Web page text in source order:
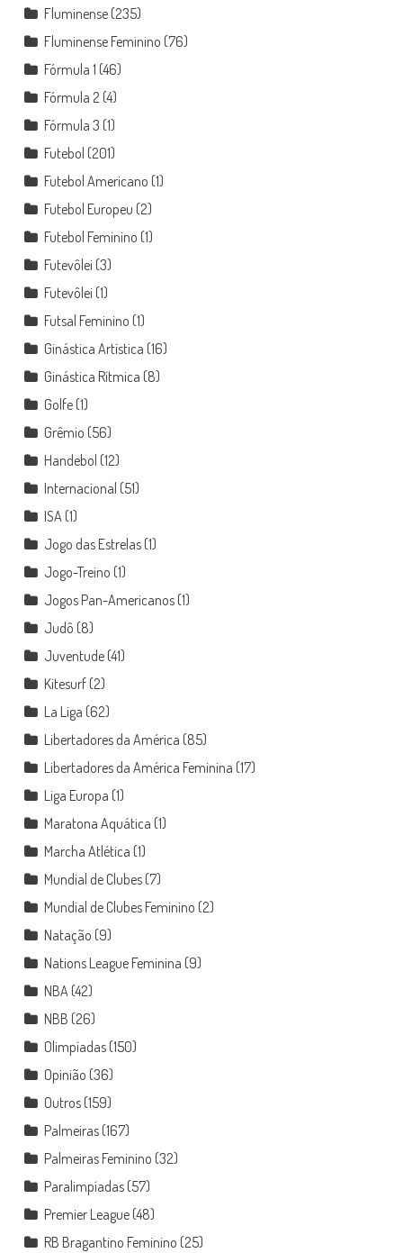
Fluminense(235)
Fluminense Feminino (76)
Fórmula 1 (46)
Fórmula 2(4)
Fórmula 3 (1)
Futebol (201)
Futebol Americano (1)
Futebol Europeu (2)
Futebol Feminino (1)
Futevôlei (3)
Futevôlei (1)
Futsal Feminino (1)
Ginástica Artística (16)
Ginástica Rítmica (8)
Golfe(1)
Grêmio (56)
Handebol (12)
Internacional (51)
ISA(1)
Jogo das Estrelas(1)
Jogo-Treino (1)
Jogos Pan-Americanos(1)
Judô (8)
Juventude(41)
Kitesurf(2)
La Liga (62)
Libertadores da América (85)
Libertadores da América Feminina (17)
Liga Europa (1)
Maratona Aquática (1)
Marcha Atlética (1)
Mundial de Clubes(7)
Mundial de Clubes Feminino (2)
Natação (9)
Nations League Feminina (9)
NBA(42)
NBB (26)
Olimpíadas(150)
Opinião (36)
Outros(159)
Palmeiras(167)
Palmeiras Feminino (32)
Paralimpíadas(57)
Premier League(48)
RB Bragantino Feminino (25)